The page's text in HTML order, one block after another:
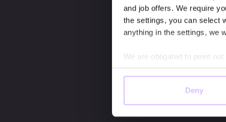
and job offers. We require
the settings, you can select
anything in the settings, we
We are obligated to point
for you to exercise your
agencies cannot be ruled
and that you accept these
Deny